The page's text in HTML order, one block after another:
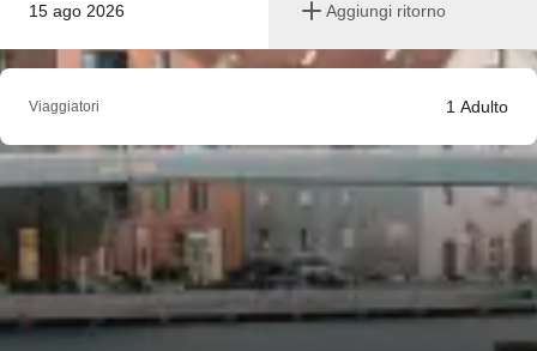
15 ago 2026 Aggiungi ritorno
Viaggiatori 1 Adulto